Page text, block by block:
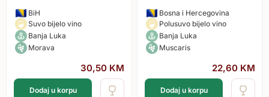
BiH
Suvo bijelo vino
Banja Luka
Morava
30,50 KM
Dodaj u korpu
Bosna i Hercegovina
Polusuvo bijelo vino
Banja Luka
Muscaris
22,60 KM
Dodaj u korpu